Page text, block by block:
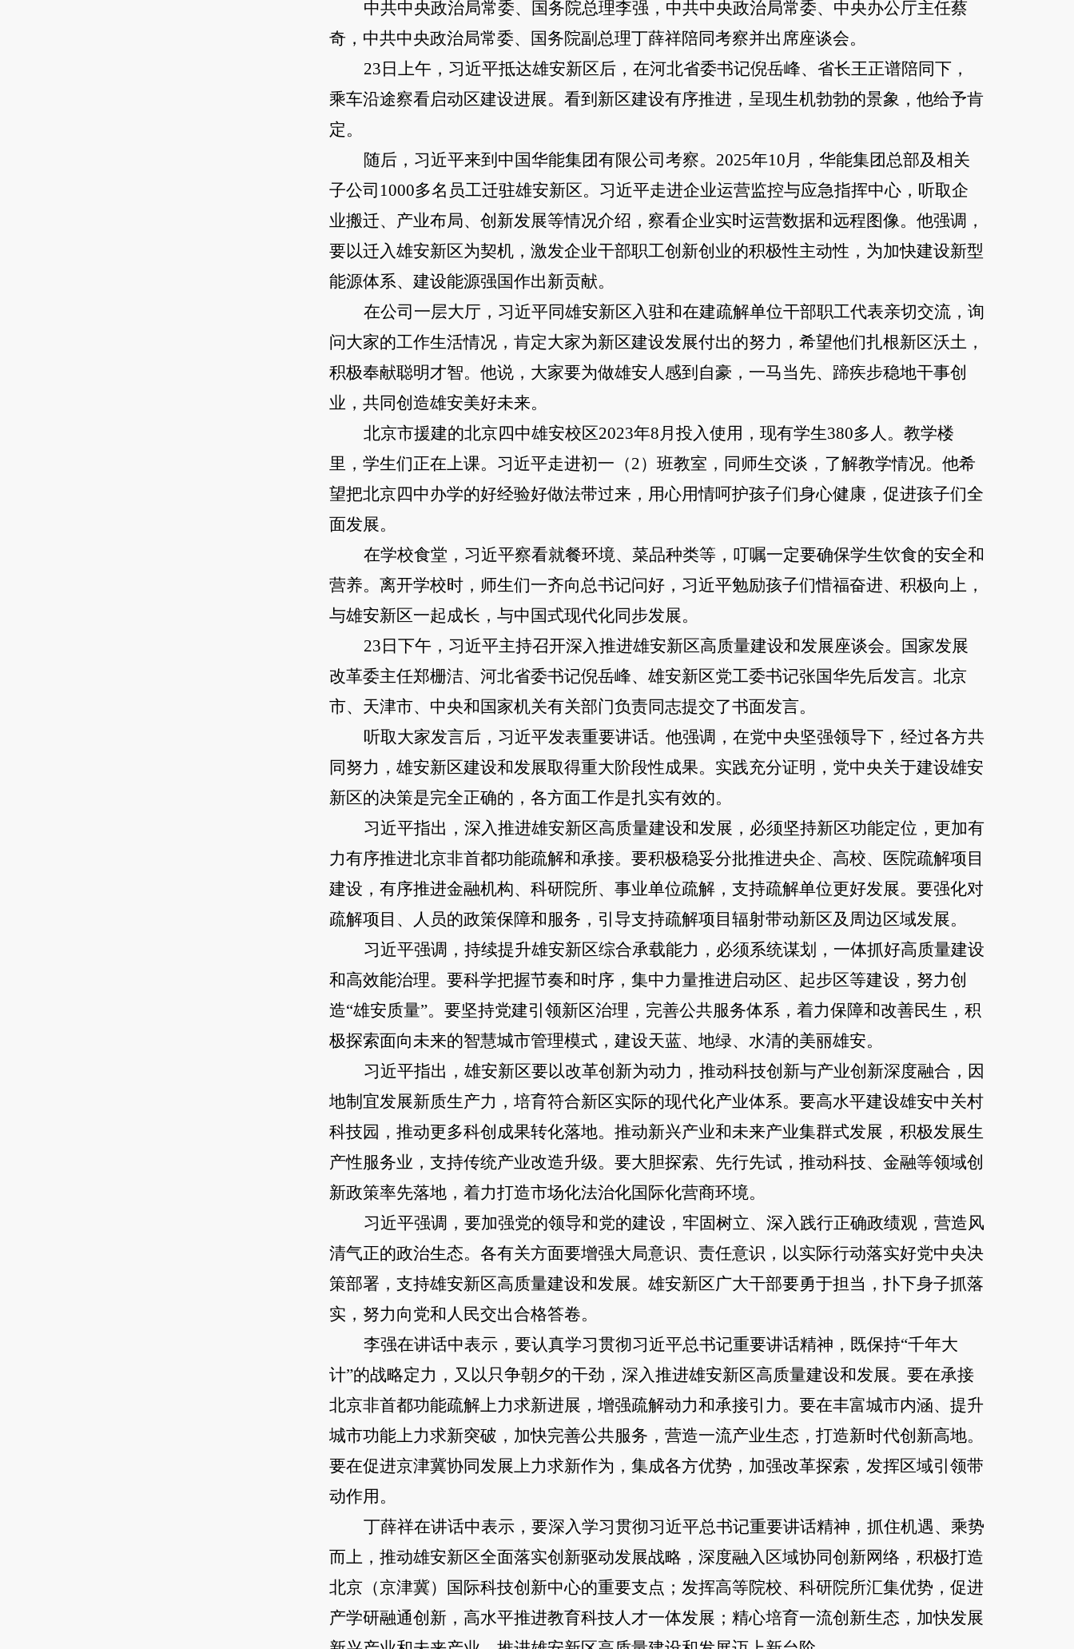
中共中央政治局常委、国务院总理李强，中共中央政治局常委、中央办公厅主任蔡
奇，中共中央政治局常委、国务院副总理丁薛祥陪同考察并出席座谈会。
23日上午，习近平抵达雄安新区后，在河北省委书记倪岳峰、省长王正谱陪同下，
乘车沿途察看启动区建设进展。看到新区建设有序推进，呈现生机勃勃的景象，他给予肯
定。
随后，习近平来到中国华能集团有限公司考察。2025年10月，华能集团总部及相关
子公司1000多名员工迁驻雄安新区。习近平走进企业运营监控与应急指挥中心，听取企
业搬迁、产业布局、创新发展等情况介绍，察看企业实时运营数据和远程图像。他强调，
要以迁入雄安新区为契机，激发企业干部职工创新创业的积极性主动性，为加快建设新型
能源体系、建设能源强国作出新贡献。
在公司一层大厅，习近平同雄安新区入驻和在建疏解单位干部职工代表亲切交流，询
问大家的工作生活情况，肯定大家为新区建设发展付出的努力，希望他们扎根新区沃土，
积极奉献聪明才智。他说，大家要为做雄安人感到自豪，一马当先、蹄疾步稳地干事创
业，共同创造雄安美好未来。
北京市援建的北京四中雄安校区2023年8月投入使用，现有学生380多人。教学楼
里，学生们正在上课。习近平走进初一（2）班教室，同师生交谈，了解教学情况。他希
望把北京四中办学的好经验好做法带过来，用心用情呵护孩子们身心健康，促进孩子们全
面发展。
在学校食堂，习近平察看就餐环境、菜品种类等，叮嘱一定要确保学生饮食的安全和
营养。离开学校时，师生们一齐向总书记问好，习近平勉励孩子们惜福奋进、积极向上，
与雄安新区一起成长，与中国式现代化同步发展。
23日下午，习近平主持召开深入推进雄安新区高质量建设和发展座谈会。国家发展
改革委主任郑栅洁、河北省委书记倪岳峰、雄安新区党工委书记张国华先后发言。北京
市、天津市、中央和国家机关有关部门负责同志提交了书面发言。
听取大家发言后，习近平发表重要讲话。他强调，在党中央坚强领导下，经过各方共
同努力，雄安新区建设和发展取得重大阶段性成果。实践充分证明，党中央关于建设雄安
新区的决策是完全正确的，各方面工作是扎实有效的。
习近平指出，深入推进雄安新区高质量建设和发展，必须坚持新区功能定位，更加有
力有序推进北京非首都功能疏解和承接。要积极稳妥分批推进央企、高校、医院疏解项目
建设，有序推进金融机构、科研院所、事业单位疏解，支持疏解单位更好发展。要强化对
疏解项目、人员的政策保障和服务，引导支持疏解项目辐射带动新区及周边区域发展。
习近平强调，持续提升雄安新区综合承载能力，必须系统谋划，一体抓好高质量建设
和高效能治理。要科学把握节奏和时序，集中力量推进启动区、起步区等建设，努力创
造“雄安质量”。要坚持党建引领新区治理，完善公共服务体系，着力保障和改善民生，积
极探索面向未来的智慧城市管理模式，建设天蓝、地绿、水清的美丽雄安。
习近平指出，雄安新区要以改革创新为动力，推动科技创新与产业创新深度融合，因
地制宜发展新质生产力，培育符合新区实际的现代化产业体系。要高水平建设雄安中关村
科技园，推动更多科创成果转化落地。推动新兴产业和未来产业集群式发展，积极发展生
产性服务业，支持传统产业改造升级。要大胆探索、先行先试，推动科技、金融等领域创
新政策率先落地，着力打造市场化法治化国际化营商环境。
习近平强调，要加强党的领导和党的建设，牢固树立、深入践行正确政绩观，营造风
清气正的政治生态。各有关方面要增强大局意识、责任意识，以实际行动落实好党中央决
策部署，支持雄安新区高质量建设和发展。雄安新区广大干部要勇于担当，扑下身子抓落
实，努力向党和人民交出合格答卷。
李强在讲话中表示，要认真学习贯彻习近平总书记重要讲话精神，既保持“千年大
计”的战略定力，又以只争朝夕的干劲，深入推进雄安新区高质量建设和发展。要在承接
北京非首都功能疏解上力求新进展，增强疏解动力和承接引力。要在丰富城市内涵、提升
城市功能上力求新突破，加快完善公共服务，营造一流产业生态，打造新时代创新高地。
要在促进京津冀协同发展上力求新作为，集成各方优势，加强改革探索，发挥区域引领带
动作用。
丁薛祥在讲话中表示，要深入学习贯彻习近平总书记重要讲话精神，抓住机遇、乘势
而上，推动雄安新区全面落实创新驱动发展战略，深度融入区域协同创新网络，积极打造
北京（京津冀）国际科技创新中心的重要支点；发挥高等院校、科研院所汇集优势，促进
产学研融通创新，高水平推进教育科技人才一体发展；精心培育一流创新生态，加快发展